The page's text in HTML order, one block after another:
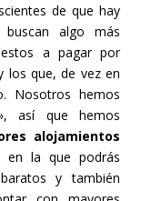
de que hay
algo más
a pagar por
los que, de vez en
Nosotros hemos
así que hemos
alojamientos
en la que podrás
y también